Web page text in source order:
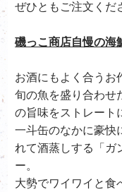
ぜひともご注文くだ
磯っこ商店自慢の海
お酒にもよく合うお
旬の魚を盛り合わせ
の旨味をストレート
一斗缶のなかに豪快
れて酒蒸しする「ガ
ー。
大勢でワイワイと食